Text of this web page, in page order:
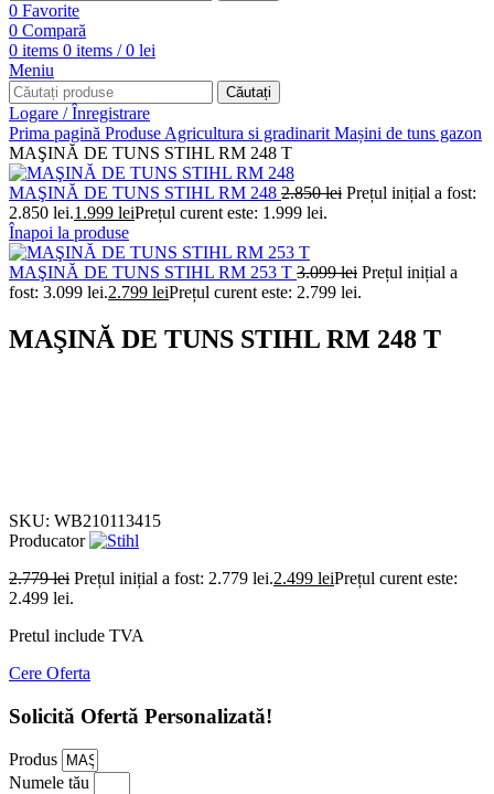
0 Favorite
0 Compară
0 items 0 items / 0 lei
Meniu
Căutați
Logare / Înregistrare
Prima pagină Produse Agricultura si gradinarit Mașini de tuns gazon
MAŞINĂ DE TUNS STIHL RM 248 T
MAŞINĂ DE TUNS STIHL RM 248 2.850lei Prețul inițial a fost:
2.850 lei.1.999 leiPrețul curent este: 1.999 lei.
Înapoi la produse
MAŞINĂ DE TUNS STIHL RM 253 T 3.099lei Prețul inițial a
fost: 3.099 lei.2.799 leiPrețul curent este: 2.799 lei.
MAŞINĂ DE TUNS STIHL RM 248 T
SKU: WB210113415
Producator
2.779lei Prețul inițial a fost: 2.779 lei.2.499 leiPrețul curent este:
2.499 lei.
Pretul include TVA
Cere Oferta
Solicită Ofertă Personalizată!
Produs
Numele tău